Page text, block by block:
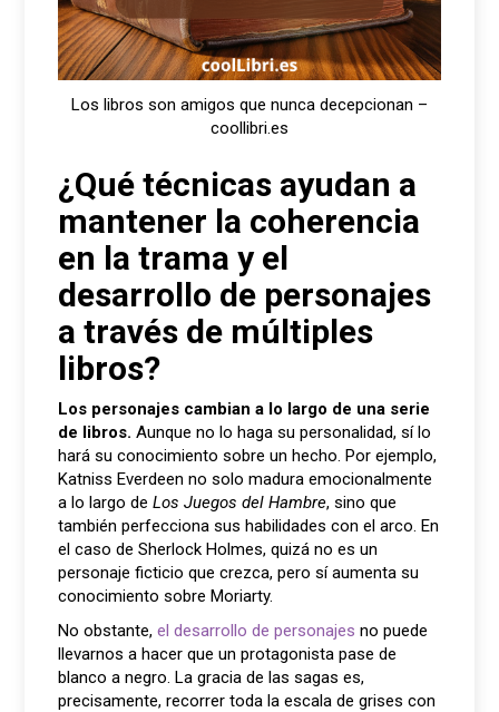
Los libros son amigos que nunca decepcionan –
coollibri.es
¿Qué técnicas ayudan a
mantener la coherencia
en la trama y el
desarrollo de personajes
a través de múltiples
libros?
Los personajes cambian a lo largo de una serie
de libros. Aunque no lo haga su personalidad, sí lo
hará su conocimiento sobre un hecho. Por ejemplo,
Katniss Everdeen no solo madura emocionalmente
a lo largo deLos Juegos del Hambre, sino que
también perfecciona sus habilidades con el arco. En
el caso de Sherlock Holmes, quizá no es un
personaje ficticio que crezca, pero sí aumenta su
conocimiento sobre Moriarty.
No obstante,el desarrollo de personajes no puede
llevarnos a hacer que un protagonista pase de
blanco a negro. La gracia de las sagas es,
precisamente, recorrer toda la escala de grises con